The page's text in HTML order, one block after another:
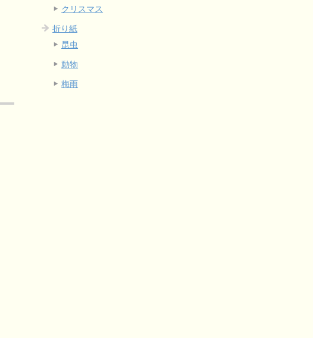
クリスマス
折り紙
昆虫
動物
梅雨